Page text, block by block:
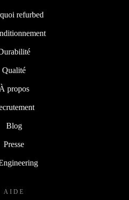
refurbed
Qualité
À propos
Blog
Presse
AIDE